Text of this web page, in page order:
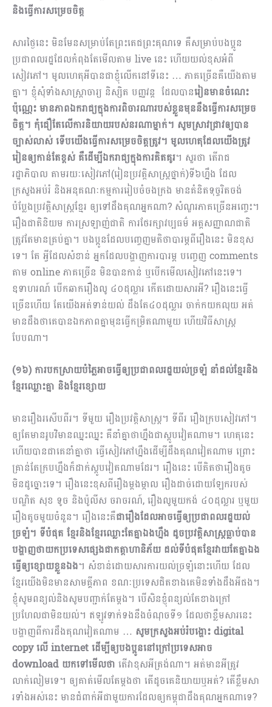
និងធ្វើការសម្រេចចិត្ត
សារថ្ងៃនេះ មិនមែនសម្រាប់តែព្រះតេជព្រះគុណទេ គឺសម្រាប់បងប្អូន
ប្រជាពលរដ្ឋដែលកំពុងតែមើលតាម live នេះ ហើយយល់ខុសអំពី
សៀវភៅ​។ មូលហេតុអីបានជាខ្ញុំលើកនៅទីនេះ … ភាគច្រើនគឺយើងតាម
គ្នា។ ខ្ញុំសុំទាំងសាស្រ្តាចារ្យ និស្សិត បញ្ញវន្ត ដែលបានរៀនមានចំណេះ
ប៉ុណ្ណេះ មានភាពឯករាជ្យក្នុងការពិចារណារបស់ខ្លួនមុននឹងធ្វើការសម្រេច
ចិត្ត។ កុំជឿតែលើការនិយាយរបស់នរណាម្នាក់។ សូមស្រាវជ្រាវឲ្យបាន
ច្បាស់លាស់ ទើបយើងធ្វើការសម្រេចចិត្តត្រូវ។ មូលហេតុដែលយើងត្រូវ
រៀនឲ្យកាន់តែខ្ពស់ គឺដើម្បីឯករាជ្យក្នុងការគិតគូរ។ សួរថា តើរាជ
រដ្ឋាភិបាល តាមរយៈសៀវភៅ(រៀនប្រវត្តិសាស្ត្រថ្នាក់)ទី៦ហ្នឹង ដែល
ក្រសួងអប់រំ និងអនុគណៈកម្មការរៀបចំចងក្រង មានគំនិតទុច្ចរិតចង់
បំប្លែងប្រវត្តិសាស្រ្តខ្មែរ ឲ្យទៅដឹងគុណអ្នកណា? សំណួរភាគច្រើនអញ្ចេះ។
រឿងជាតិនិយម ការស្រឡាញ់ជាតិ ការថែរក្សាវប្បធម៌ អត្តសញ្ញាណជាតិ
ត្រូវតែមាន​គ្រប់គ្នា។ បងប្អូនដែលបញ្ចេញមតិថាបារម្ភពីរឿងនេះ មិនខុស
ទេ។ តែ អ្វីដែលសំខាន់ អ្នកដែលបង្ហាញការបារម្ភ បញ្ចេញ comments
តាម online ភាគច្រើន មិនបានកាន់ ឬបើកមើលសៀវភៅនេះទេ។
ឧទាហរណ៍ បើកឆាករឿងលូ ៤០ដុល្លារ កើតដោយសារអី? រឿងនេះធ្វើ
ច្រើនហើយ តែយើងអត់ទាន់យល់ ដឹងតែ៤០ដុល្លារ ចាក់កយកលុយ អត់
មានដឹងថាគេបានឯកភាពគ្នាមុនធ្វើកម្រិតណាមួយ ហើយវិធីសាស្រ្ត
បែបណា។
(១៦) ការបកស្រាយបំភ្លៃអាចធ្វើឲ្យប្រជាពលរដ្ឋយល់ច្រឡំ​ នាំដល់ខ្មែរនិង
ខ្មែរឈ្លោះគ្នា និងខ្មែរខ្សោយ
មានរឿងរសើបពីរ។ ទីមួយ រឿងប្រវត្តិសាស្រ្ត។ ទីពីរ រឿងក្របសៀវភៅ។
ឲ្យតែមានរូបវិមានឈ្នះឈ្នះ គឺនាំគ្នាថាហ្នឹងជាស្តូបវៀតណាម។ ហេតុនេះ
ហើយបានជាគេនាំគ្នាថា ធ្វើសៀវភៅហ្នឹងដើម្បីដឹងគុណវៀតណាម ព្រោះ
គ្រាន់តែក្របហ្នឹងក៏ដាក់ស្តូបវៀតណាមដែរ។ រឿងនេះ បើគិតថារឿងតូច
មិនដូច្នោះទេ។ រឿងនេះខុសពីរឿងម្ដងម្កាល រឿងដាច់ដោយឡែករបស់
បណ្ឌិត សុខ ទូច និងប៉ូលីស ចរាចរណ៍, រឿងលូមួយកង់ ៤០ដុល្លារ ឬមួយ
រឿងតូចមួយចំនួន។ រឿងនេះគឺជារឿងដែលអាចធ្វើឲ្យប្រជាពលរដ្ឋយល់
ច្រឡំ។ ទីបំផុត ខ្មែរនិងខ្មែរឈ្លោះតែគ្នាឯងហ្នឹង ដូចប្រវត្តិសាស្រ្តធ្លាប់បាន
បង្ហាញថាយកប្រទេសផ្សេងជាកត្តាហានិភ័យ ដល់ទីបំផុតខ្មែរវាយតែគ្នាឯង
ធ្វើឲ្យខ្សោយខ្លួនឯង។ សំខាន់ដោយសារការយល់ច្រឡំនោះហើយ ដែល
ខ្មែរយើងមិនមានសាមគ្គីភាព ខណៈប្រ​ទេសជិតខាងគេមិនទាំងដឹងអីផង។
ខ្ញុំសូមពន្យល់និងសូមបញ្ជាក់តែម្ដង។ បើសិនខ្ញុំពន្យល់តែខាងក្រៅ
ប្រហែលជាមិនយល់។ ឥឡូវទាក់ទងនឹងចំណុចទី១​ ដែលថាខ្លឹមសារនេះ
បង្ហាញពីការដឹងគុណវៀតណាម … សូមក្រសួងអប់រំបង្ហោះdigital
copy លើ internet ដើម្បីឲ្យបងប្អូននៅក្រៅប្រទេសអាច
download យកទៅមើលថា តើវាខុសអីត្រង់ណា។ អត់មានអីត្រូវ
លាក់លៀមទេ។ ឲ្យគាត់មើលតែម្ដងថា តើដូចគេនិយាយឬអត់? តើខ្លឹមសា
រទាំងអស់នេះ មានជំពាក់អីជា​មួយការដែលឲ្យកម្ពុជាដឹងគុណអ្នកណាទេ?